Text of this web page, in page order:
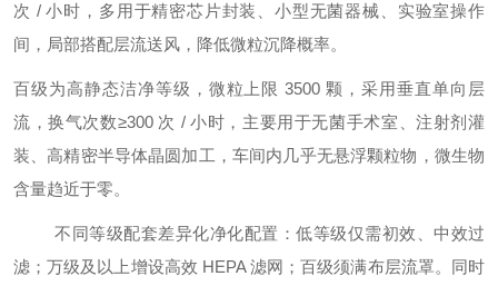
次 / 小时，多用于精密芯片封装、小型无菌器械、实验室操作
间，局部搭配层流送风，降低微粒沉降概率。
百级为高静态洁净等级，微粒上限 3500 颗，采用垂直单向层
流，换气次数≥300 次 / 小时，主要用于无菌手术室、注射剂灌
装、高精密半导体晶圆加工，车间内几乎无悬浮颗粒物，微生物
含量趋近于零。
不同等级配套差异化净化配置：低等级仅需初效、中效过
滤；万级及以上增设高效 HEPA 滤网；百级须满布层流罩。同时